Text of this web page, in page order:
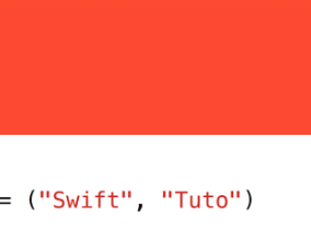
un entretien d’embauche pour un
Swift